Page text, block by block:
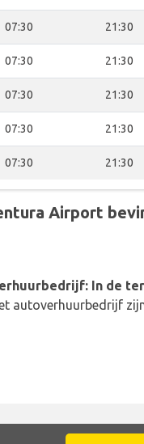
07:30 21:30
07:30 21:30
07:30 21:30
07:30 21:30
07:30 21:30
Airport
In de
autoverhuurbedrijf